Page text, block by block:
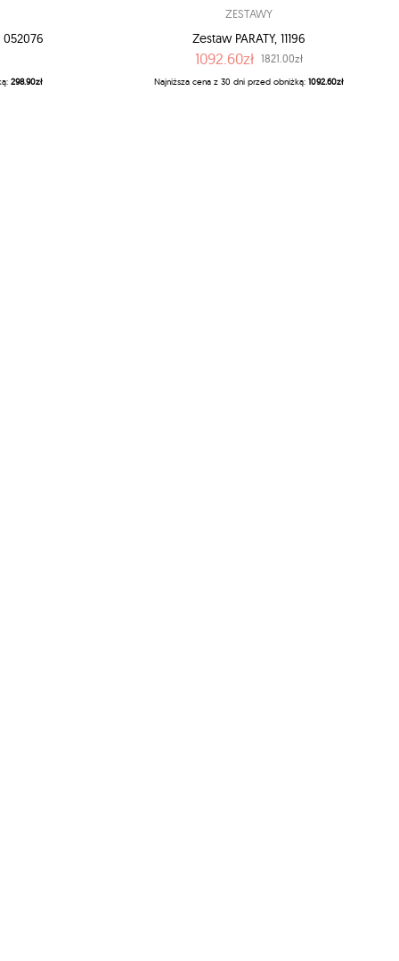
298.90zł
ZESTAWY
Zestaw PARATY, 11196
1092.60zł 1821.00zł
Najniższa cena z 30 dni przed obniżką: 1092.60zł